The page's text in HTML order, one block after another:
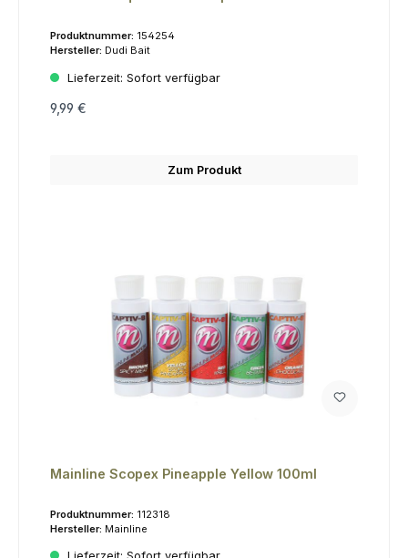
Produktnummer: 154254
Hersteller: Dudi Bait
Lieferzeit: Sofort verfügbar
9,99 €
Zum Produkt
Mainline Scopex Pineapple Yellow 100ml
Produktnummer: 112318
Hersteller: Mainline